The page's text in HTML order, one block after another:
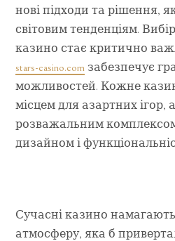
нові підходи та рішення,
світовим тенденціям.
казино стає критично
stars-casino.com забезпечує
можливостей. Кожне
місцем для азартних ігор,
розважальним
дизайном і
Сучасні казино
атмосферу, яка б